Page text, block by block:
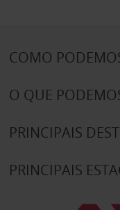
COMO
O QUE
PRINCIPAIS
PRINCIPAIS